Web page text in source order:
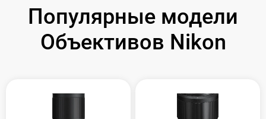
Популярные модели
Объективов Nikon